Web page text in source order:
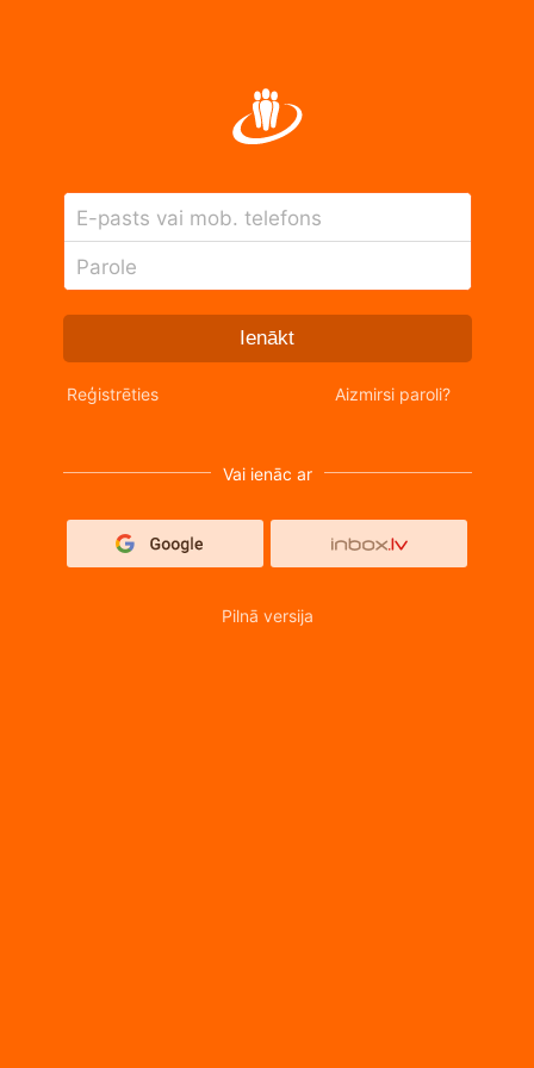
E-pasts vai mob. telefons
Parole
Ienākt
Reģistrēties Aizmirsi paroli?
Vai ienāc ar
Pilnā versija